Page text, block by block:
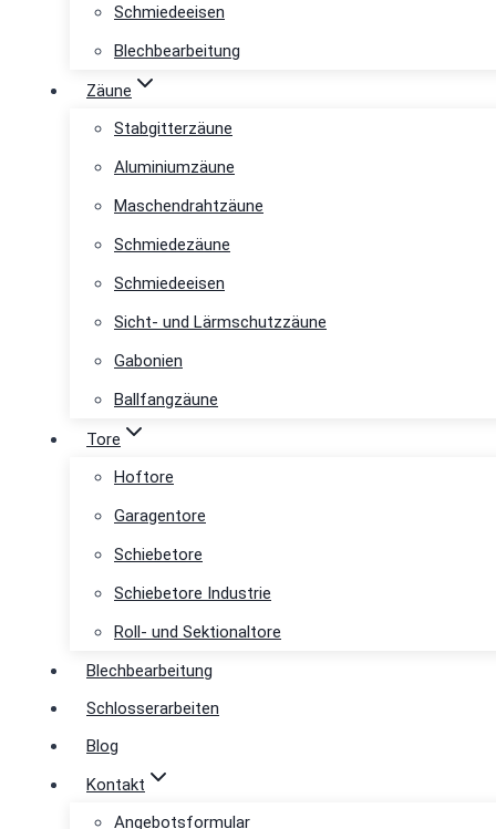
Schmiedeeisen
Blechbearbeitung
Zäune
Stabgitterzäune
Aluminiumzäune
Maschendrahtzäune
Schmiedezäune
Schmiedeeisen
Sicht- und Lärmschutzzäune
Gabonien
Ballfangzäune
Tore
Hoftore
Garagentore
Schiebetore
Schiebetore Industrie
Roll- und Sektionaltore
Blechbearbeitung
Schlosserarbeiten
Blog
Kontakt
Angebotsformular